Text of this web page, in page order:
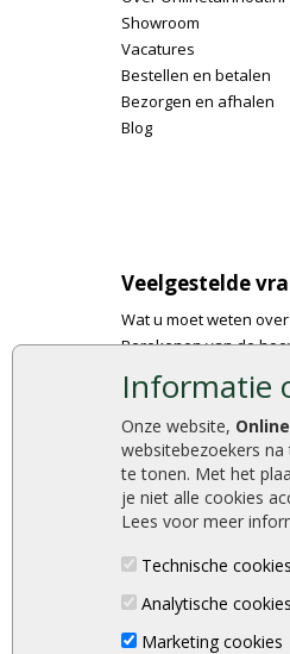
Informatie
Onze website,
websitebezoekers
te tonen. Met het
je niet alle cookies
Lees voor meer
Technische cookies
Analytische cookies
Marketing cookies
Showroom
Vacatures
Bestellen en betalen
Bezorgen en afhalen
Blog
Veelgestelde
Wat u moet weten
Berekenen van de
Foto's en voorbeelden
Montage
Gekeurd hout
De fundering van een
Hoe zelf een houten
Hoe zelf een vlonder
Onlinetuinhout.nl ©2026